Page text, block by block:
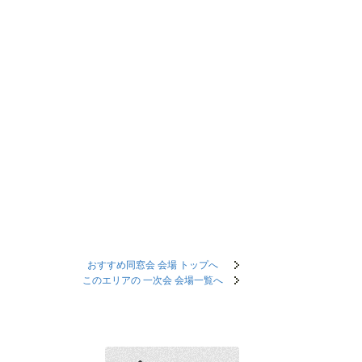
おすすめ同窓会 会場 トップへ
このエリアの 一次会 会場一覧へ